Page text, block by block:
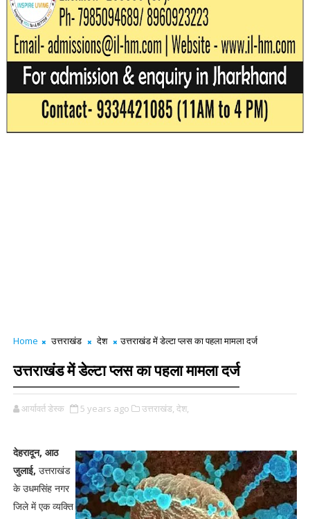
Home उत्तराखंड देश उत्तराखंड में डेल्टा प्लस का पहला मामला दर्ज
उत्तराखंड में डेल्टा प्लस का पहला मामला दर्ज
आर्यावर्त डेस्क 5 years ago उत्तराखंड, देश,
देहरादून, आठ
जुलाई, उत्तराखंड
के उधमसिंह नगर
जिले में एक व्यक्ति